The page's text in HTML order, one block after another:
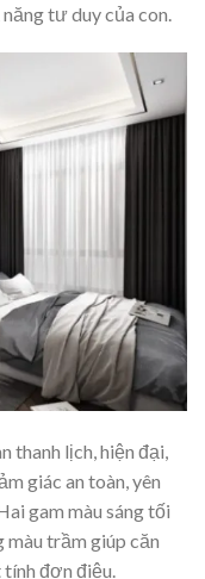
tư duy của con.
thanh lịch, hiện đại,
giác an toàn, yên
gam màu sáng tối
màu trầm giúp căn
đơn điệu.